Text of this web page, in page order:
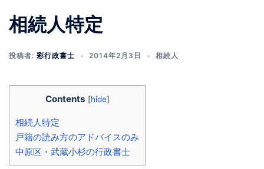
キ相続人特定
投稿者: 彩行政書士 2014年2月3日 相続人
Contents [hide]
相続人特定
戸籍の読み方のアドバイスのみ
中原区・武蔵小杉の行政書士